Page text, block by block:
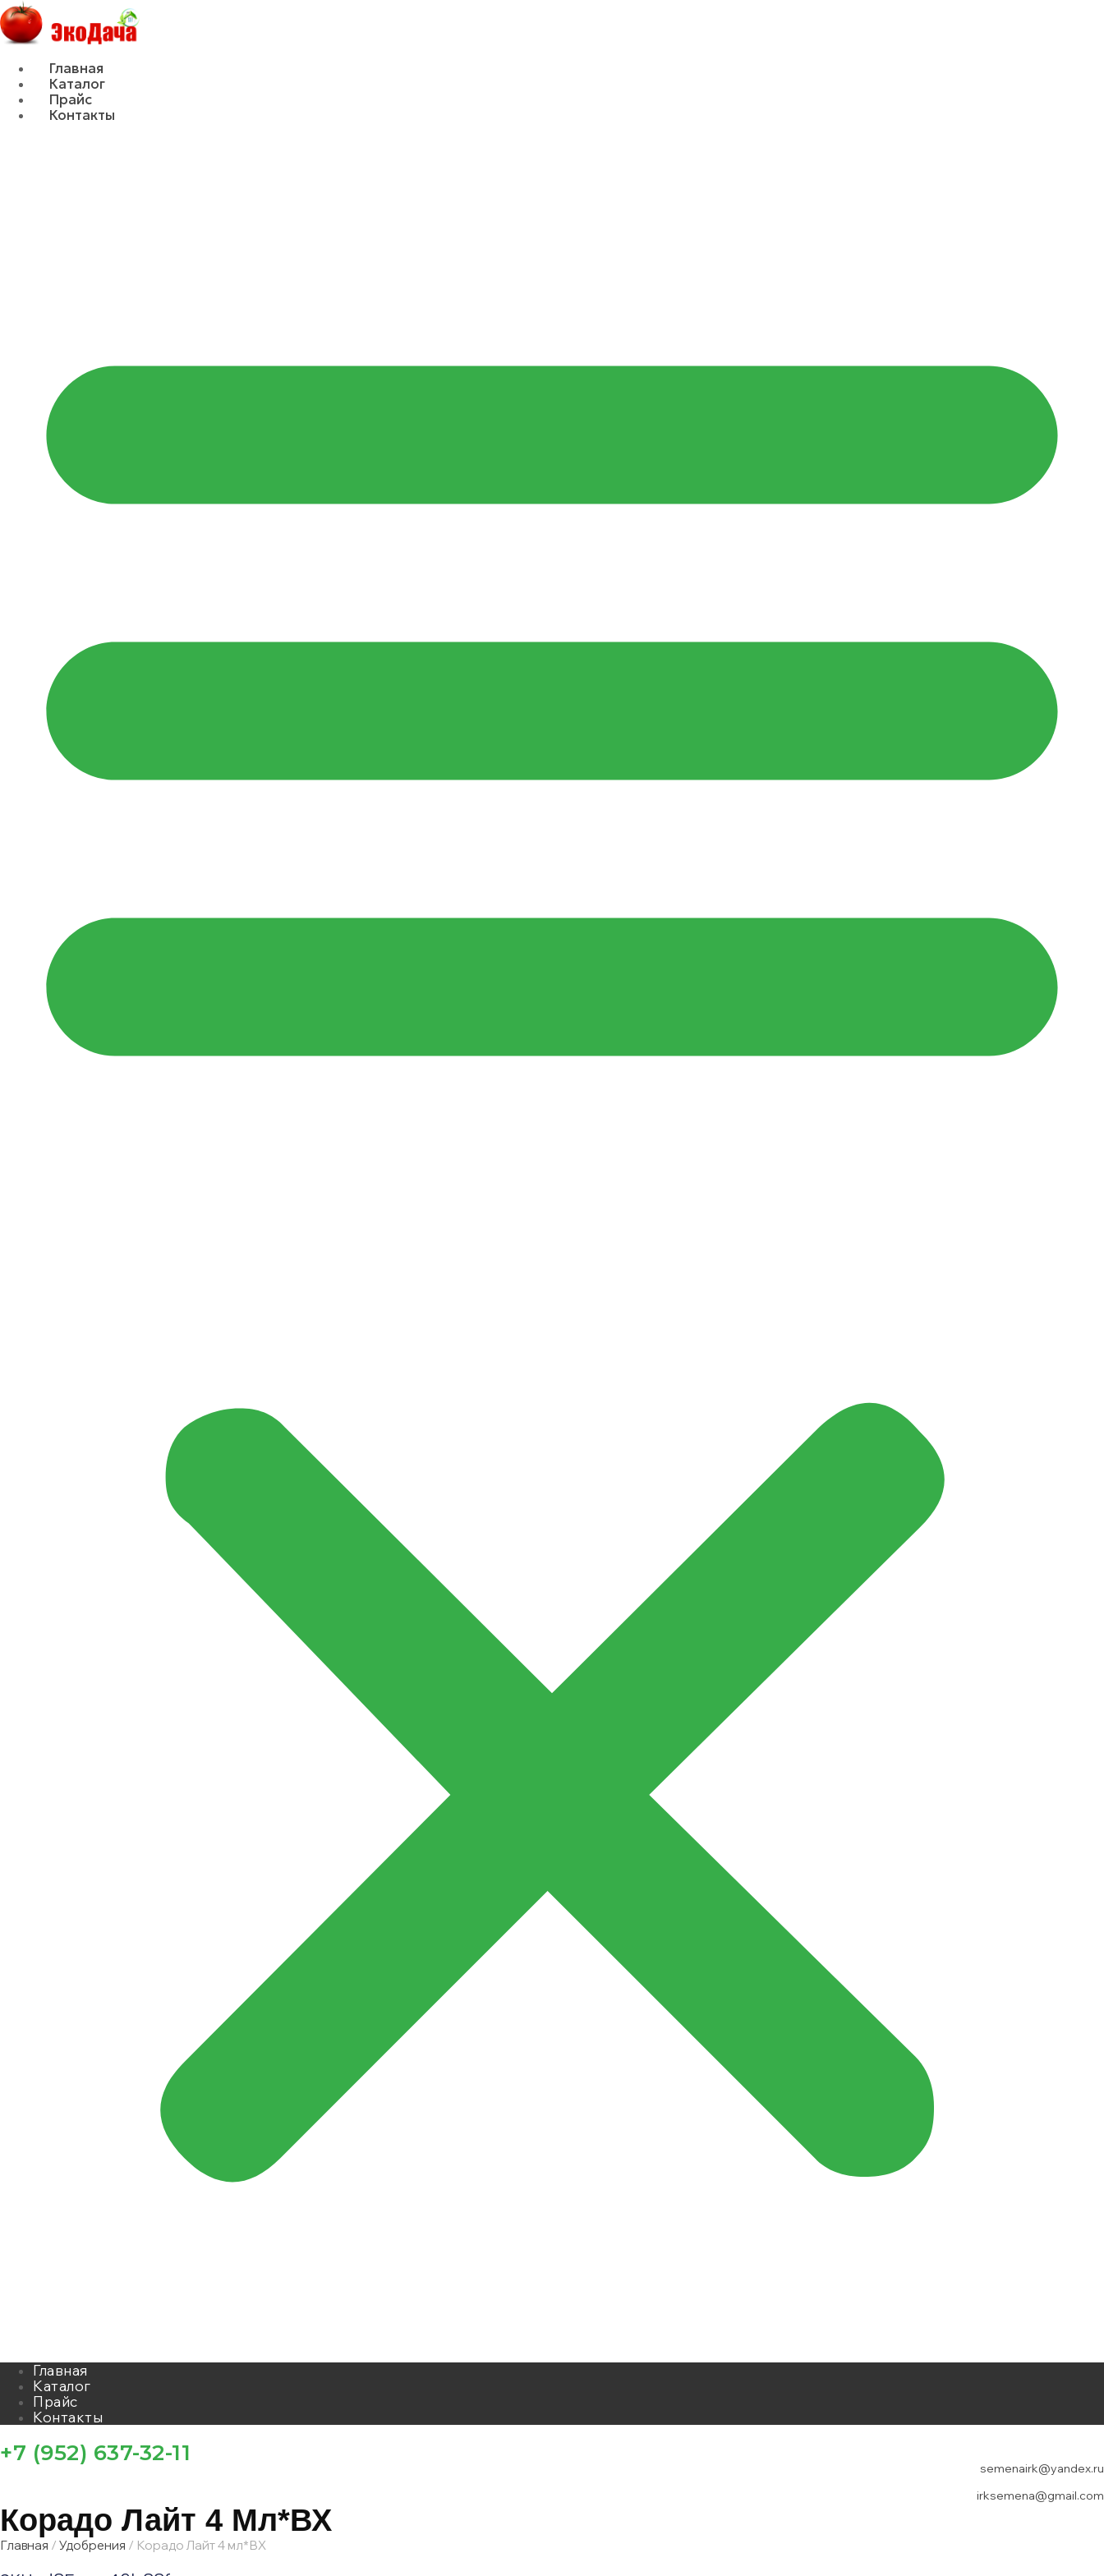
Главная
Каталог
Прайс
Контакты
Главная
Каталог
Прайс
Контакты
+7 (952) 637-32-11
semenairk@yandex.ru
irksemena@gmail.com
Корадо Лайт 4 Мл*ВХ
Главная / Удобрения / Корадо Лайт 4 мл*ВХ